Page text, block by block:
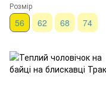
Розмір
56 62 68 74